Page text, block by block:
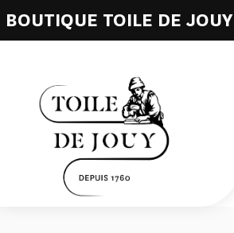
BOUTIQUE TOILE DE JOUY